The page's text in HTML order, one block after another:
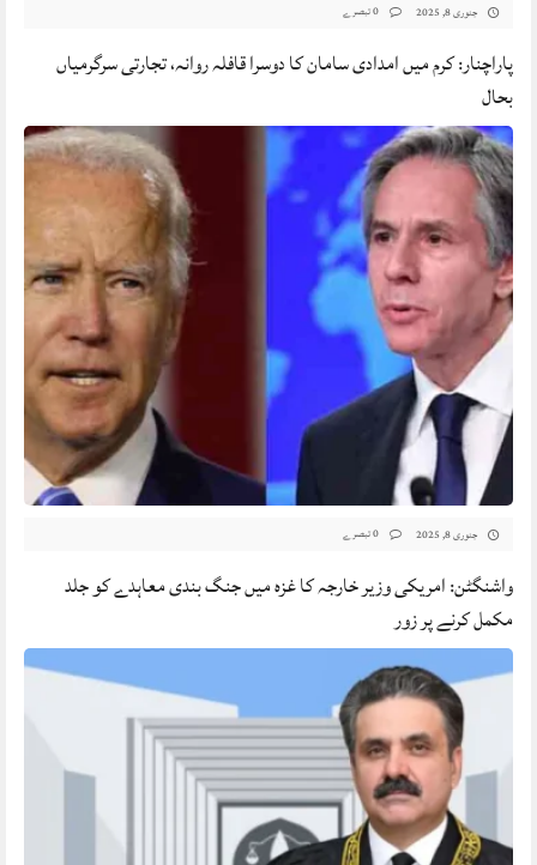
جنوری 8, 2025
پاراچنار: کرم میں امدادی سامان کا دوسرا قافلہ روانہ، تجارتی سرگرمیاں
بحال
جنوری 8, 2025
واشنگٹن: امریکی وزیر خارجہ کا غزہ میں جنگ بندی معاہدے کو جلد
مکمل کرنے پر زور